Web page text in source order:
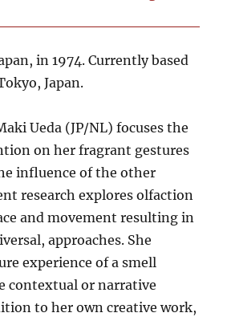
in 1974. Currently based
Japan.
Ueda (JP/NL) focuses the
on her fragrant gestures
influence of the other
research explores olfaction
and movement resulting in
approaches. She
experience of a smell
contextual or narrative
to her own creative work,